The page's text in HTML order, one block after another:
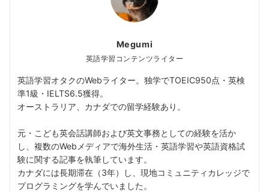
Megumi
英語学習コンテンツライター
英語学習オタクのWebライター。独学でTOEIC950点・英検
準1級・IELTS6.5獲得。
オーストラリア、カナダでの留学経験あり。
元・こども英会話講師および英文事務としての経験を活か
し、複数のWebメディアで海外生活・英語学習や英語資格試
験に関する記事を執筆しています。
カナダには長期滞在（3年）し、現地コミュニティカレッジで
プログラミングを学んでいました。